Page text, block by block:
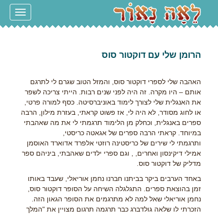
Toggle
הרומן שלי עם דוקטור סוס
האהבה שלי לספרי דוקטור סוס, והמזל הטוב שגרם לי לתרגם
אותם – היו מקרה. זה היה לפני שנים רבות. הייתי צריכה לשפר
את האנגלית שלי לצורך לימוד באוניברסיטה. כסף למורה פרטי,
או לחוג מסודר, לא היה לי, אז פשוט קראתי, בעזרת מילון, הרבה
ספרים באנגלית, וכחלק מן הלימוד תרגמתי לי את מה שאהבתי
במיוחד. קראתי הרבה ספרים של אגאטה כריסטי,
ותרגמתי לי שירים של כריסטינה רוזטי אלפרד אדוארד האוסמן
אמילי דיקינסון ואחרים, , וגם ספרי ילדים שאהבתי, ביניהם ספר
מדליק של דוקטור סוס.
באחד הערבים ביקר בביתנו חברנו נחמן אוריאלי, שעבד באותו
זמן בהוצאת ספרים. התגלגלה השיחה על הסופר דוקטור סוס,
נחמן אוריאלי שאל למה לא מתרגמים את הסופר הגאון הזה.
הזכרתי לו שלאה גולדברג כבר תרגמה תרגום מצויין את "המלך